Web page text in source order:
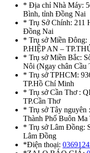
* Địa chỉ Nhà Máy:
Bình, tỉnh Đồng Nai
* Trụ Sở Chính: 211
Đồng Nai
* Trụ sở Miền
P.HIỆP AN –
* Trụ sở Miền Bắc:
Nôi (Ngay chân Cầu
* Trụ sở TPHCM:
TP.Hồ Chí Minh
* Trụ sở Cần Thơ :
TP.Cần Thơ
* Trụ sở Tây nguyên
Thành Phố Buôn
* Trụ sở Lâm Đồng:
Lâm Đồng
*Điện thoại: